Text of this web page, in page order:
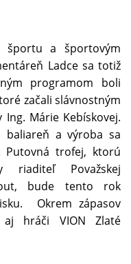
športu a športovým
Ladce sa totiž
programom boli
začali slávnostným
Márie Kebískovej.
baliareň a výroba sa
Putovná trofej, ktorú
riaditeľ Považskej
bude tento rok
Okrem zápasov
aj hráči VION Zlaté